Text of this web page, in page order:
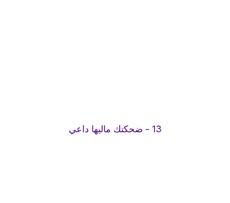
13 - ضحكتك ماليها داعي